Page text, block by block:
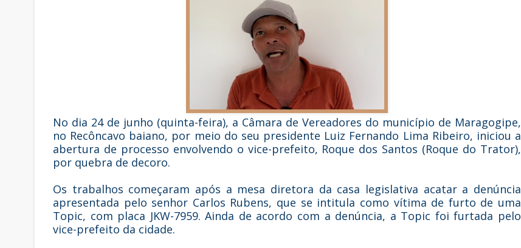
No dia 24 de junho (quinta-feira), a Câmara de Vereadores do município de Maragogipe,
no Recôncavo baiano, por meio do seu presidente Luiz Fernando Lima Ribeiro, iniciou a
abertura de processo envolvendo o vice-prefeito, Roque dos Santos (Roque do Trator),
por quebra de decoro.
Os trabalhos começaram após a mesa diretora da casa legislativa acatar a denúncia
apresentada pelo senhor Carlos Rubens, que se intitula como vítima de furto de uma
Topic, com placa JKW-7959. Ainda de acordo com a denúncia, a Topic foi furtada pelo
vice-prefeito da cidade.